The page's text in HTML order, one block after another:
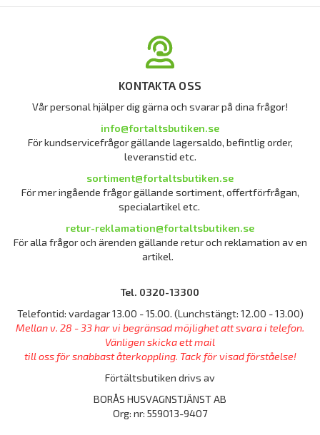
KONTAKTA OSS
Vår personal hjälper dig gärna och svarar på dina frågor!
info@fortaltsbutiken.se
För kundservicefrågor gällande lagersaldo, befintlig order,
leveranstid etc.
sortiment@fortaltsbutiken.se
För mer ingående frågor gällande sortiment, offertförfrågan,
specialartikel etc.
retur-reklamation@fortaltsbutiken.se
För alla frågor och ärenden gällande retur och reklamation av en
artikel.
Tel. 0320-13300
Telefontid: vardagar 13.00 - 15.00. (Lunchstängt: 12.00 - 13.00)
Mellan v. 28 - 33 har vi begränsad möjlighet att svara i telefon.
Vänligen skicka ett mail
till oss för snabbast återkoppling. Tack för visad förståelse!
Förtältsbutiken drivs av
BORÅS HUSVAGNSTJÄNST AB
Org: nr: 559013-9407